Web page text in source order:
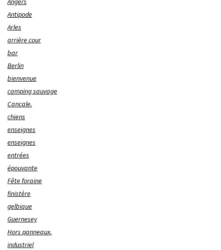
Antipode
Arles
arrière cour
bar
Berlin
bienvenue
camping sauvage
Cancale.
chiens
enseignes
enseignes
entrées
épouvante
Fête foraine
finistère
gelbique
Guernesey
Hors panneaux.
industriel